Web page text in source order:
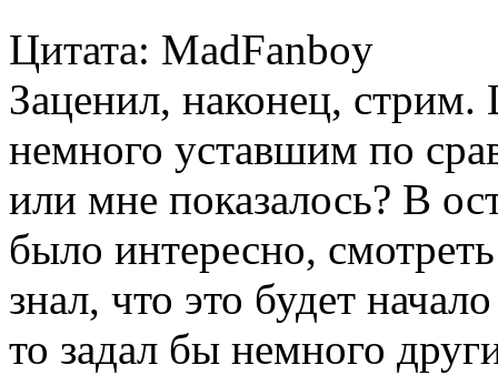
Цитата: MadFanboy
Заценил, наконец,
немного уставшим по
или мне показалось? В
было интересно,
знал, что это будет
то задал бы немного